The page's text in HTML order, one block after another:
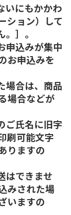
いにもかかわ
ション）して
］。
申込みが集中
お申込みを
場合は、商品
場合などが
ご氏名に旧字
刷可能文字
りますの
はできませ
みされた場
いますの